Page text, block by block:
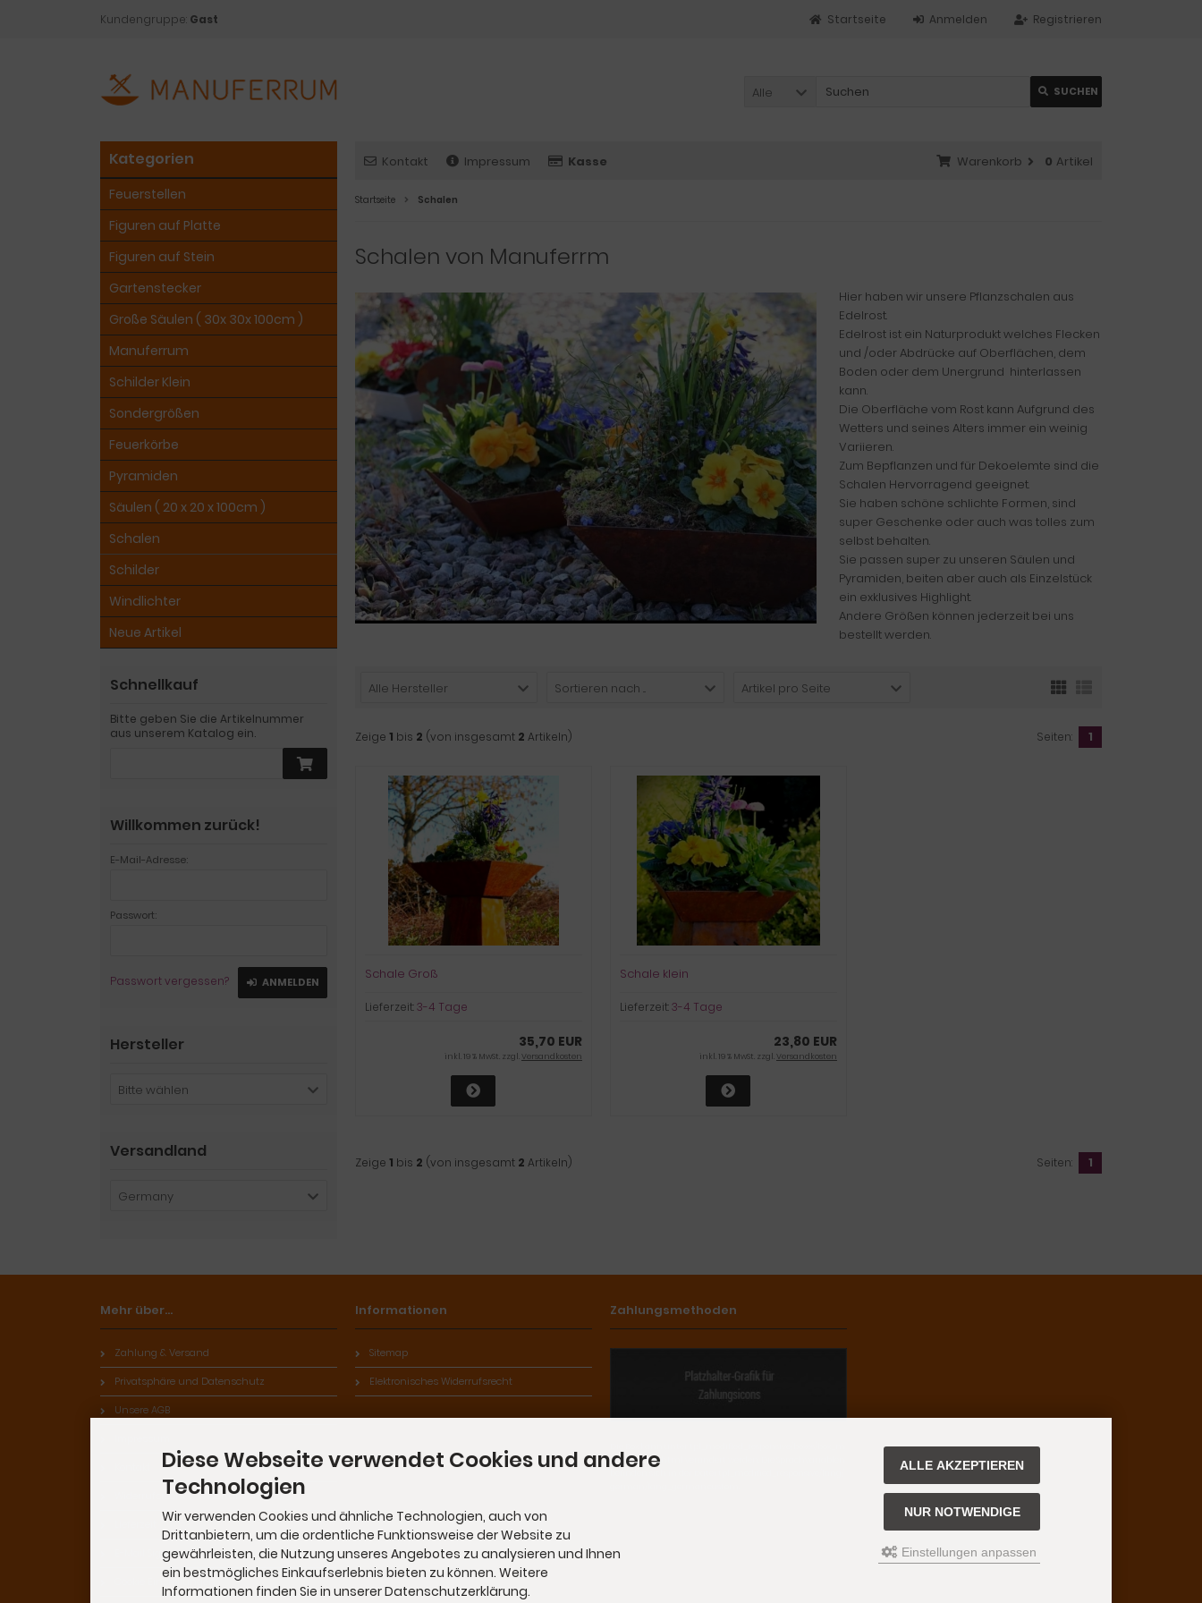
Kundengruppe: Gast Registrieren
Anmelden
Startseite
Alle SUCHEN
Kontakt Impressum Kasse Warenkorb 0 Artikel
Startseite Schalen
Schalen von Manuferrm
Hier haben wir unsere Pflanzschalen aus
Edelrost.
Edelrost ist ein Naturprodukt welches Flecken
und /oder Abdrücke auf Oberflächen, dem
Boden oder dem Unergrund hinterlassen
kann.
Die Oberfläche vom Rost kann Aufgrund des
Wetters und seines Alters immer ein weinig
Variieren.
Zum Bepflanzen und für Dekoelemte sind die
Schalen Hervorragend geeignet.
Sie haben schöne schlichte Formen, sind
super Geschenke oder auch was tolles zum
selbst behalten.
Sie passen super zu unseren Säulen und
Pyramiden, beiten aber auch als Einzelstück
ein exklusives Highlight.
Andere Größen können jederzeit bei uns
bestellt werden.
Alle Hersteller Sortieren nach ... Artikel pro Seite
Zeige 1 bis 2 (von insgesamt 2 Artikeln) Seiten: 1
Schale Groß
Lieferzeit:3-4 Tage
35,70 EUR
inkl. 19 % MwSt. zzgl.Versandkosten
Schale klein
Lieferzeit:3-4 Tage
23,80 EUR
inkl. 19 % MwSt. zzgl.Versandkosten
Zeige 1 bis 2 (von insgesamt 2 Artikeln) Seiten: 1
Kategorien
Feuerstellen
Figuren auf Platte
Figuren auf Stein
Gartenstecker
Große Säulen ( 30x 30x 100cm )
Manuferrum
Schilder Klein
Sondergrößen
Feuerkörbe
Pyramiden
Säulen ( 20 x 20 x 100cm )
Schalen
Schilder
Windlichter
Neue Artikel
Schnellkauf
Bitte geben Sie die Artikelnummer
aus unserem Katalog ein.
Willkommen zurück!
E-Mail-Adresse:
Passwort:
Passwort vergessen? ANMELDEN
Hersteller
Bitte wählen
Versandland
Germany
Mehr über...
Zahlung & Versand
Privatsphäre und Datenschutz
Unsere AGB
Widerrufsrecht & Widerrufsformular
E-Mail Signatur
Cookie Einstellungen
Informationen
Sitemap
Elektronisches Widerrufsrecht
Zahlungsmethoden
iscellaneous.html verändert werden. Die Sprachvariablen
Diese Webseite verwendet Cookies und andere
Technologien
Wir verwenden Cookies und ähnliche Technologien, auch von
Drittanbietern, um die ordentliche Funktionsweise der Website zu
gewährleisten, die Nutzung unseres Angebotes zu analysieren und Ihnen
ein bestmögliches Einkaufserlebnis bieten zu können. Weitere
Informationen finden Sie in unserer Datenschutzerklärung.
ALLE AKZEPTIEREN
NUR NOTWENDIGE
Einstellungen anpassen